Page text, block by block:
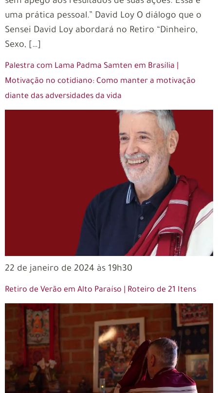
uma prática pessoal.” David Loy O diálogo que o
Sensei David Loy abordará no Retiro “Dinheiro,
Sexo, […]
Palestra com Lama Padma Samten em Brasília |
Motivação no cotidiano: Como manter a motivação
diante das adversidades da vida
22 de janeiro de 2024 às 19h30
Retiro de Verão em Alto Paraíso | Roteiro de 21 Itens